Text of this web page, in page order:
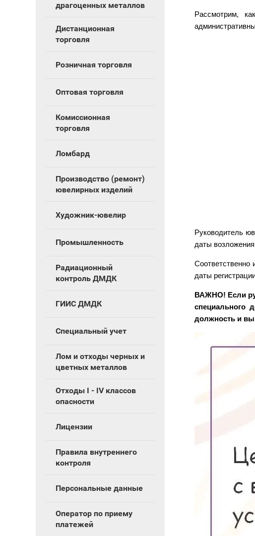
драгоценных металлов
Дистанционная
торговля
Розничная торговля
Оптовая торговля
Комиссионная
торговля
Ломбард
Производство (ремонт)
ювелирных изделий
Художник-ювелир
Промышленность
Радиационный
контроль ДМДК
ГИИС ДМДК
Специальный учет
Лом и отходы черных и
цветных металлов
Отходы I - IV классов
опасности
Лицензии
Правила внутреннего
контроля
Персональные данные
Оператор по приему
платежей
Рассмотрим,
Руководитель
даты
Соответственно
даты
ВАЖНО! Если
специального
должность и